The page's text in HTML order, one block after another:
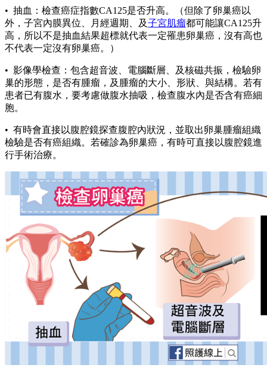
• 抽血：檢查癌症指數CA125是否升高。（但除了卵巢癌以
外，子宮內膜異位、月經週期、及子宮肌瘤都可能讓CA125升
高，所以不是抽血結果超標就代表一定罹患卵巢癌，沒有高也
不代表一定沒有卵巢癌。）
• 影像學檢查：包含超音波、電腦斷層、及核磁共振，檢驗卵
巢的形態，是否有腫瘤，及腫瘤的大小、形狀、與結構。若有
患者已有腹水，要考慮做腹水抽吸，檢查腹水內是否含有癌細
胞。
• 有時會直接以腹腔鏡探查腹腔內狀況，並取出卵巢腫瘤組織
檢驗是否有癌組織。若確診為卵巢癌，有時可直接以腹腔鏡進
行手術治療。